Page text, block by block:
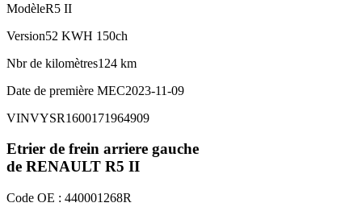
ModèleR5 II
Version52 KWH 150ch
Nbr de kilomètres124 km
Date de première MEC2023-11-09
VINVYSR1600171964909
Etrier de frein arriere gauche
de RENAULT R5 II
Code OE : 440001268R